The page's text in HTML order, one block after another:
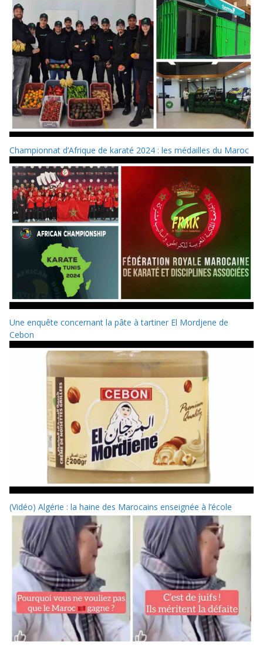
Championnat d’Afrique de karaté 2024 : les médailles du Maroc
Une enquête concernant la pâte à tartiner El Mordjene de
Cebon
(Vidéo) Algérie : la haine des Marocains enseignée à l’école